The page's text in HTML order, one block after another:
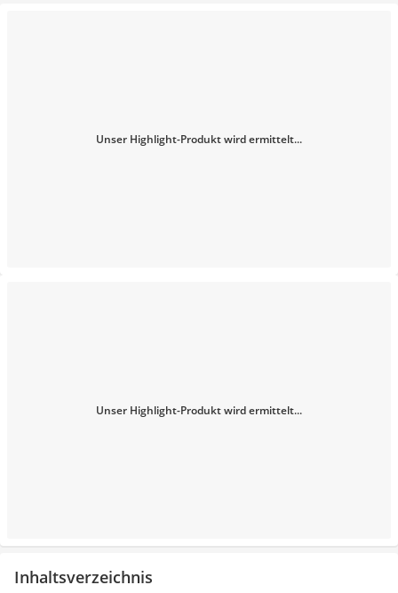
Unser Highlight-Produkt wird ermittelt...
Unser Highlight-Produkt wird ermittelt...
Inhaltsverzeichnis